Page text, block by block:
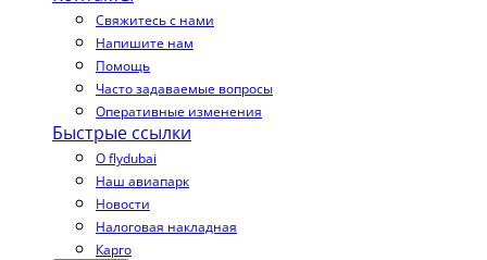
Свяжитесь с нами
Напишите нам
Помощь
Часто задаваемые вопросы
Оперативные изменения
Быстрые ссылки
О flydubai
Наш авиапарк
Новости
Налоговая накладная
Карго